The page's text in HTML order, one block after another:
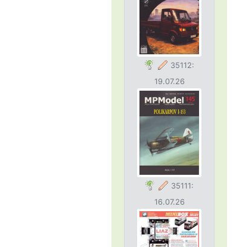
35112:
19.07.26
35111:
16.07.26